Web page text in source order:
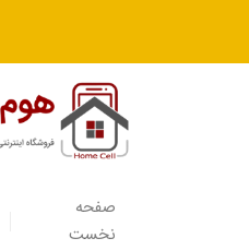
صفحه
نخست